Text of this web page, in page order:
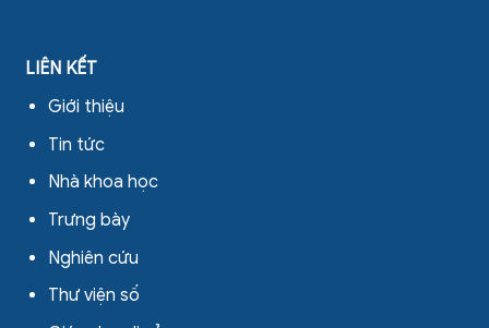
LIÊN KẾT
Giới thiệu
Tin tức
Nhà khoa học
Trưng bày
Nghiên cứu
Thư viện số